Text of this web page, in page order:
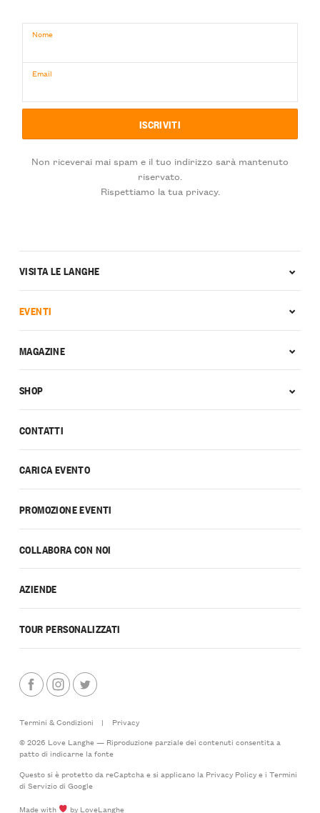
Nome
Email
Non riceverai mai spam e il tuo indirizzo sarà mantenuto
riservato.
Rispettiamo la tua privacy.
CONTATTI
CARICA EVENTO
PROMOZIONE EVENTI
COLLABORA CON NOI
AZIENDE
TOUR PERSONALIZZATI
VISITA LE LANGHE
EVENTI
MAGAZINE
SHOP
Termini & Condizioni |
Privacy
© 2026 Love Langhe — Riproduzione parziale dei contenuti consentita a
patto di indicarne la fonte
Questo si è protetto da reCaptcha e si applicano la Privacy Policye i Termini
di Serviziodi Google
Made with
by LoveLanghe